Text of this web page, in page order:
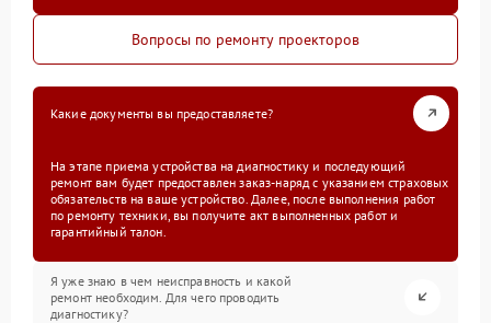
Вопросы по ремонту проекторов
Какие документы вы предоставляете?
На этапе приема устройства на диагностику и последующий
ремонт вам будет предоставлен заказ-наряд с указанием страховых
обязательств на ваше устройство. Далее, после выполнения работ
по ремонту техники, вы получите акт выполненных работ и
гарантийный талон.
Я уже знаю в чем неисправность и какой
ремонт необходим. Для чего проводить
диагностику?